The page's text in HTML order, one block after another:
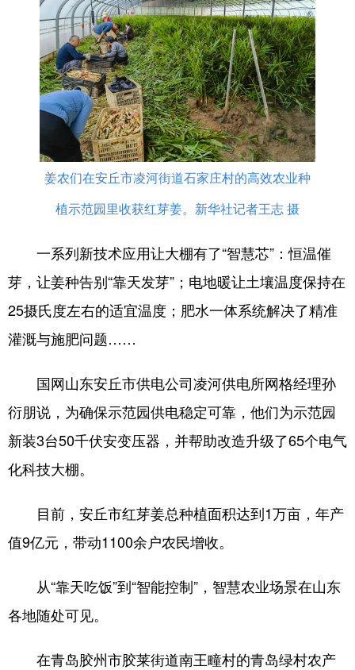
Русский язык 日本語 한국어
Deutsch Português
姜农们在安丘市凌河街道石家庄村的高效农业种
植示范园里收获红芽姜。新华社记者王志 摄
一系列新技术应用让大棚有了“智慧芯”：恒温催
芽，让姜种告别“靠天发芽”；电地暖让土壤温度保持在
25摄氏度左右的适宜温度；肥水一体系统解决了精准
灌溉与施肥问题……
国网山东安丘市供电公司凌河供电所网格经理孙
衍朋说，为确保示范园供电稳定可靠，他们为示范园
新装3台50千伏安变压器，并帮助改造升级了65个电气
化科技大棚。
目前，安丘市红芽姜总种植面积达到1万亩，年产
值9亿元，带动1100余户农民增收。
从“靠天吃饭”到“智能控制”，智慧农业场景在山东
各地随处可见。
在青岛胶州市胶莱街道南王疃村的青岛绿村农产